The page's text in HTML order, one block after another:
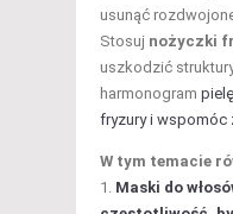
usunąć
Stosuj nożyczki
uszkodzić
harmonogram
fryzury i wspomóc
W tym temacie
Maski do